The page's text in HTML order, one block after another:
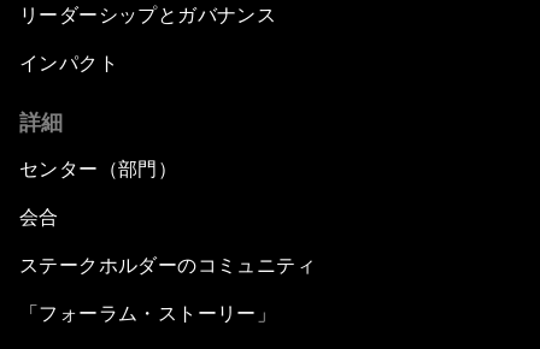
リーダーシップとガバナンス
インパクト
詳細
センター（部門）
会合
ステークホルダーのコミュニティ
「フォーラム・ストーリー」